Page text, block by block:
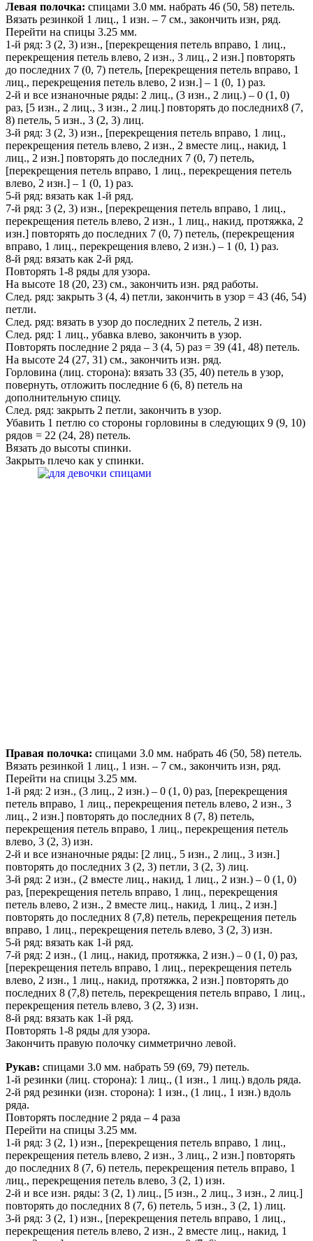
Левая полочка: спицами 3.0 мм. набрать 46 (50, 58) петель.
Вязать резинкой 1 лиц., 1 изн. – 7 см., закончить изн, ряд.
Перейти на спицы 3.25 мм.
1-й ряд: 3 (2, 3) изн., [перекрещения петель вправо, 1 лиц.,
перекрещения петель влево, 2 изн., 3 лиц., 2 изн.] повторять
до последних 7 (0, 7) петель, [перекрещения петель вправо, 1
лиц., перекрещения петель влево, 2 изн.] – 1 (0, 1) раз.
2-й и все изнаночные ряды: 2 лиц., (3 изн., 2 лиц.) – 0 (1, 0)
раз, [5 изн., 2 лиц., 3 изн., 2 лиц.] повторять до последних8 (7,
8) петель, 5 изн., 3 (2, 3) лиц.
3-й ряд: 3 (2, 3) изн., [перекрещения петель вправо, 1 лиц.,
перекрещения петель влево, 2 изн., 2 вместе лиц., накид, 1
лиц., 2 изн.] повторять до последних 7 (0, 7) петель,
[перекрещения петель вправо, 1 лиц., перекрещения петель
влево, 2 изн.] – 1 (0, 1) раз.
5-й ряд: вязать как 1-й ряд.
7-й ряд: 3 (2, 3) изн., [перекрещения петель вправо, 1 лиц.,
перекрещения петель влево, 2 изн., 1 лиц., накид, протяжка, 2
изн.] повторять до последних 7 (0, 7) петель, (перекрещения
вправо, 1 лиц., перекрещения влево, 2 изн.) – 1 (0, 1) раз.
8-й ряд: вязать как 2-й ряд.
Повторять 1-8 ряды для узора.
На высоте 18 (20, 23) см., закончить изн. ряд работы.
След. ряд: закрыть 3 (4, 4) петли, закончить в узор = 43 (46, 54)
петли.
След. ряд: вязать в узор до последних 2 петель, 2 изн.
След. ряд: 1 лиц., убавка влево, закончить в узор.
Повторять последние 2 ряда – 3 (4, 5) раз = 39 (41, 48) петель.
На высоте 24 (27, 31) см., закончить изн. ряд.
Горловина (лиц. сторона): вязать 33 (35, 40) петель в узор,
повернуть, отложить последние 6 (6, 8) петель на
дополнительную спицу.
След. ряд: закрыть 2 петли, закончить в узор.
Убавить 1 петлю со стороны горловины в следующих 9 (9, 10)
рядов = 22 (24, 28) петель.
Вязать до высоты спинки.
Закрыть плечо как у спинки.
Правая полочка: спицами 3.0 мм. набрать 46 (50, 58) петель.
Вязать резинкой 1 лиц., 1 изн. – 7 см., закончить изн, ряд.
Перейти на спицы 3.25 мм.
1-й ряд: 2 изн., (3 лиц., 2 изн.) – 0 (1, 0) раз, [перекрещения
петель вправо, 1 лиц., перекрещения петель влево, 2 изн., 3
лиц., 2 изн.] повторять до последних 8 (7, 8) петель,
перекрещения петель вправо, 1 лиц., перекрещения петель
влево, 3 (2, 3) изн.
2-й и все изнаночные ряды: [2 лиц., 5 изн., 2 лиц., 3 изн.]
повторять до последних 3 (2, 3) петли, 3 (2, 3) лиц.
3-й ряд: 2 изн., (2 вместе лиц., накид, 1 лиц., 2 изн.) – 0 (1, 0)
раз, [перекрещения петель вправо, 1 лиц., перекрещения
петель влево, 2 изн., 2 вместе лиц., накид, 1 лиц., 2 изн.]
повторять до последних 8 (7,8) петель, перекрещения петель
вправо, 1 лиц., перекрещения петель влево, 3 (2, 3) изн.
5-й ряд: вязать как 1-й ряд.
7-й ряд: 2 изн., (1 лиц., накид, протяжка, 2 изн.) – 0 (1, 0) раз,
[перекрещения петель вправо, 1 лиц., перекрещения петель
влево, 2 изн., 1 лиц., накид, протяжка, 2 изн.] повторять до
последних 8 (7,8) петель, перекрещения петель вправо, 1 лиц.,
перекрещения петель влево, 3 (2, 3) изн.
8-й ряд: вязать как 1-й ряд.
Повторять 1-8 ряды для узора.
Закончить правую полочку симметрично левой.
Рукав: спицами 3.0 мм. набрать 59 (69, 79) петель.
1-й резинки (лиц. сторона): 1 лиц., (1 изн., 1 лиц.) вдоль ряда.
2-й ряд резинки (изн. сторона): 1 изн., (1 лиц., 1 изн.) вдоль
ряда.
Повторять последние 2 ряда – 4 раза
Перейти на спицы 3.25 мм.
1-й ряд: 3 (2, 1) изн., [перекрещения петель вправо, 1 лиц.,
перекрещения петель влево, 2 изн., 3 лиц., 2 изн.] повторять
до последних 8 (7, 6) петель, перекрещения петель вправо, 1
лиц., перекрещения петель влево, 3 (2, 1) изн.
2-й и все изн. ряды: 3 (2, 1) лиц., [5 изн., 2 лиц., 3 изн., 2 лиц.]
повторять до последних 8 (7, 6) петель, 5 изн., 3 (2, 1) лиц.
3-й ряд: 3 (2, 1) изн., [перекрещения петель вправо, 1 лиц.,
перекрещения петель влево, 2 изн., 2 вместе лиц., накид, 1